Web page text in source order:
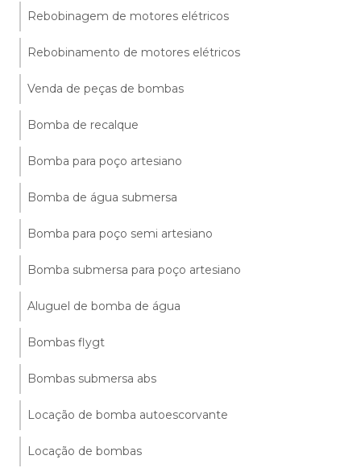
Rebobinagem de motores elétricos
Rebobinamento de motores elétricos
Venda de peças de bombas
Bomba de recalque
Bomba para poço artesiano
Bomba de água submersa
Bomba para poço semi artesiano
Bomba submersa para poço artesiano
Aluguel de bomba de água
Bombas flygt
Bombas submersa abs
Locação de bomba autoescorvante
Locação de bombas